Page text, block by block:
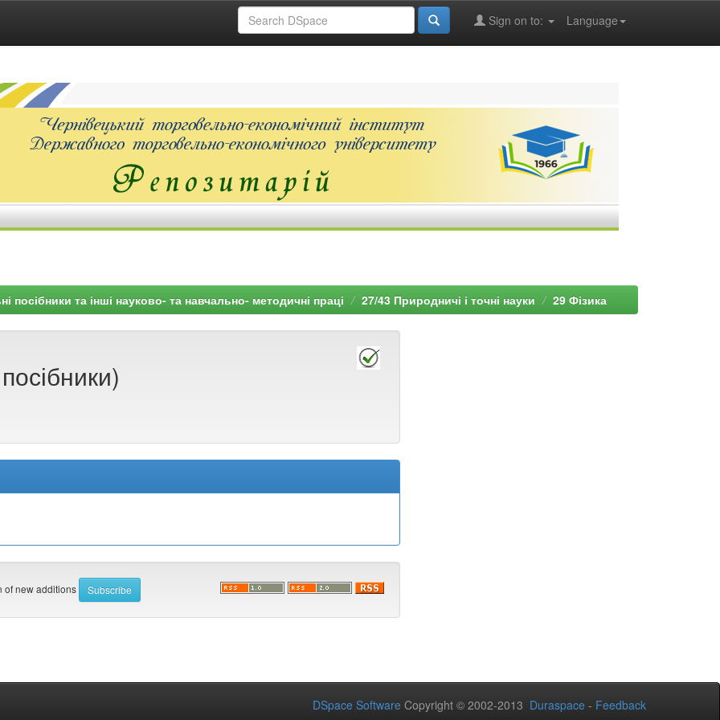
Language
Sign on to:
посібники та інші науково- та навчально- методичні праці 27/43 Природничі і точні науки 29 Фізика
of new additions
DSpace Software Copyright © 2002-2013 Duraspace - Feedback